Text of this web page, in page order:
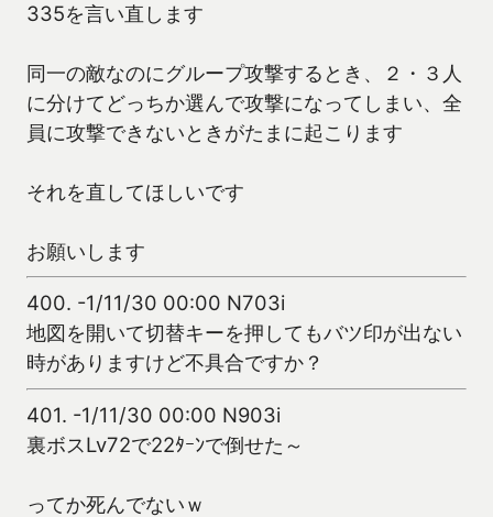
335を言い直します
同一の敵なのにグループ攻撃するとき、２・３人
に分けてどっちか選んで攻撃になってしまい、全
員に攻撃できないときがたまに起こります
それを直してほしいです
お願いします
400. -1/11/30 00:00 N703i
地図を開いて切替キーを押してもバツ印が出ない
時がありますけど不具合ですか？
401. -1/11/30 00:00 N903i
裏ボスLv72で22ﾀｰﾝで倒せた～
ってか死んでないｗ